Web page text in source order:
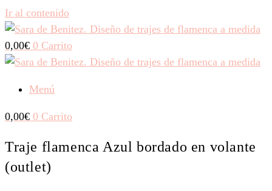
Ir al contenido
0,00€ 0 Carrito
Menú
0,00€ 0 Carrito
Traje flamenca Azul bordado en volante
(outlet)